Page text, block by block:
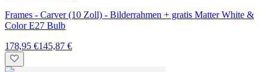
Frames - Carver (10 Zoll) - Bilderrahmen + gratis Matter White &
Color E27 Bulb
178,95 €145,87 €